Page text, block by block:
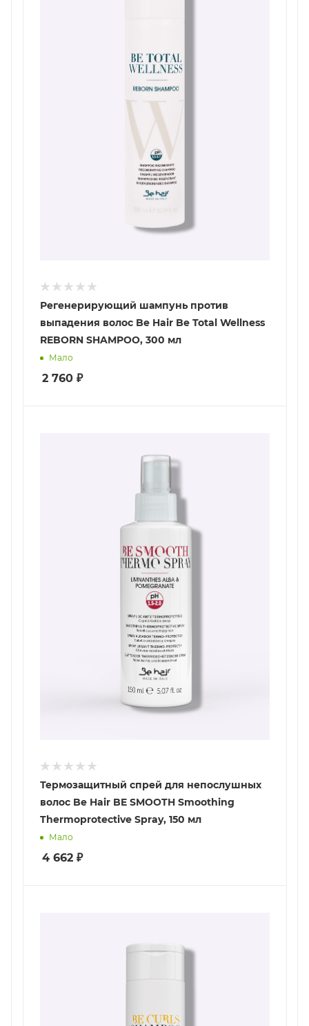
Регенерирующий шампунь против
выпадения волос Be Hair Be Total Wellness
REBORN SHAMPOO, 300 мл
Мало
2 760 ₽
Термозащитный спрей для непослушных
волос Be Hair BE SMOOTH Smoothing
Thermoprotective Spray, 150 мл
Мало
4 662 ₽